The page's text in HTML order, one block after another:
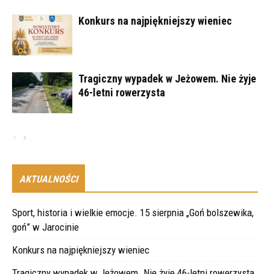
Konkurs na najpiękniejszy wieniec
Tragiczny wypadek w Jeżowem. Nie żyje
46-letni rowerzysta
AKTUALNOŚCI
Sport, historia i wielkie emocje. 15 sierpnia „Goń bolszewika,
goń” w Jarocinie
Konkurs na najpiękniejszy wieniec